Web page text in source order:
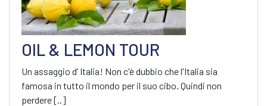
OIL & LEMON TOUR
Un assaggio d’ Italia! Non c'è dubbio che l'Italia sia
famosa in tutto il mondo per il suo cibo. Quindi non
perdere [..]